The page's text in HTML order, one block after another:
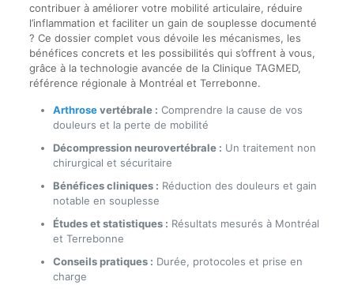
contribuer à améliorer votre mobilité articulaire, réduire
l’inflammation et faciliter un gain de souplesse documenté
? Ce dossier complet vous dévoile les mécanismes, les
bénéfices concrets et les possibilités qui s’offrent à vous,
grâce à la technologie avancée de la Clinique TAGMED,
référence régionale à Montréal et Terrebonne.
Arthrosevertébrale : Comprendre la cause de vos
douleurs et la perte de mobilité
Décompression neurovertébrale : Un traitement non
chirurgical et sécuritaire
Bénéfices cliniques : Réduction des douleurs et gain
notable en souplesse
Études et statistiques : Résultats mesurés à Montréal
et Terrebonne
Conseils pratiques : Durée, protocoles et prise en
charge